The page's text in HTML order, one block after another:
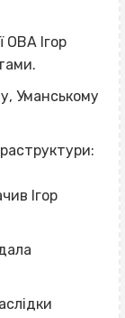
ОВА Ігор
Уманському
Ігор